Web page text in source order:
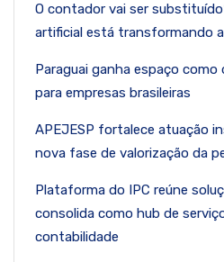
O contador vai ser
artificial está transformando
Paraguai ganha espaço
para empresas brasileiras
APEJESP fortalece atuação
nova fase de valorização da
Plataforma do IPC reúne
consolida como hub de
contabilidade